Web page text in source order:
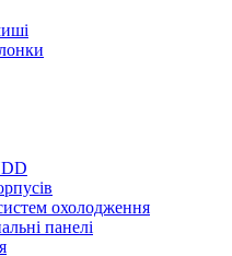
охолодження
панелі